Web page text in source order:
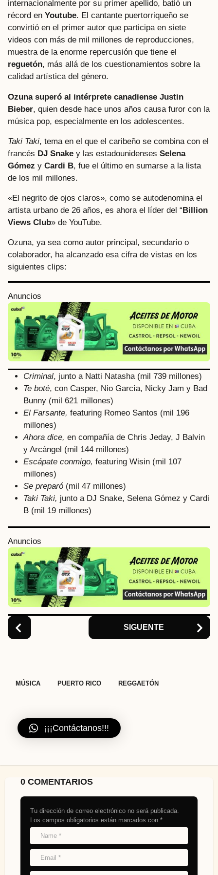
internacionalmente por su primer apellido, batió un
récord en Youtube. El cantante puertorriqueño se
convirtió en el primer autor que participa en siete
videos con más de mil millones de reproducciones,
muestra de la enorme repercusión que tiene el
reguetón, más allá de los cuestionamientos sobre la
calidad artística del género.
Ozuna superó al intérprete canadiense Justin
Bieber, quien desde hace unos años causa furor con la
música pop, especialmente en los adolescentes.
Taki Taki, tema en el que el caribeño se combina con el
francés DJ Snake y las estadounidenses Selena
Gómez y Cardi B, fue el último en sumarse a la lista
de los mil millones.
«El negrito de ojos claros», como se autodenomina el
artista urbano de 26 años, es ahora el líder del “Billion
Views Club» de YouTube.
Ozuna, ya sea como autor principal, secundario o
colaborador, ha alcanzado esa cifra de vistas en los
siguientes clips:
Anuncios
Criminal, junto a Natti Natasha (mil 739 millones)
Te boté, con Casper, Nio García, Nicky Jam y Bad
Bunny (mil 621 millones)
El Farsante, featuring Romeo Santos (mil 196
millones)
Ahora dice, en compañía de Chris Jeday, J Balvin
y Arcángel (mil 144 millones)
Escápate conmigo, featuring Wisin (mil 107
millones)
Se preparó(mil 47 millones)
Taki Taki, junto a DJ Snake, Selena Gómez y Cardi
B (mil 19 millones)
Anuncios
P
o
P
a
g
n
SIGUENTE
MÚSICA PUERTO RICO REGGAETÓN
¡¡¡Contáctanos!!!
0 COMENTARIOS
Tu dirección de correo electrónico no será publicada.
Los campos obligatorios están marcados con *